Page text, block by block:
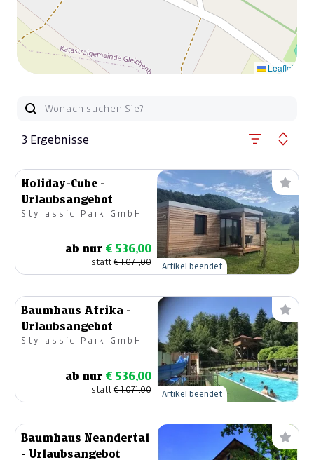
Leaflet
3 Ergebnisse
Holiday-Cube -
Urlaubsangebot
Styrassic Park GmbH
ab nur € 536,00
statt€ 1.071,00 Artikel beendet
Baumhaus Afrika -
Urlaubsangebot
Styrassic Park GmbH
ab nur € 536,00
statt€ 1.071,00 Artikel beendet
Baumhaus Neandertal
- Urlaubsangebot